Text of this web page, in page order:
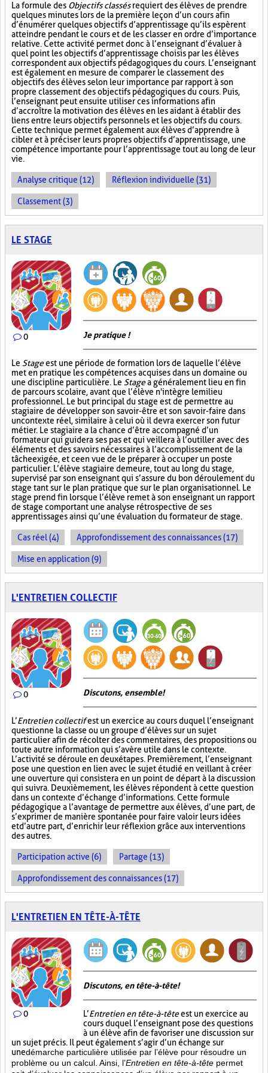
La formule des Objectifs classésrequiert des élèves de prendre
quelques minutes lors de la première leçon d’un cours afin
d’énumérer quelques objectifs d’apprentissage qu’ils espèrent
atteindre pendant le cours et de les classer en ordre d’importance
relative. Cette activité permet donc à l’enseignant d’évaluer à
quel point les objectifs d’apprentissage choisis par les élèves
correspondent aux objectifs pédagogiques du cours. L’enseignant
est également en mesure de comparer le classement des
objectifs des élèves selon leur importance par rapport à son
propre classement des objectifs pédagogiques du cours. Puis,
l’enseignant peut ensuite utiliser ces informations afin
d’accroître la motivation des élèves en les aidant à établir des
liens entre leurs objectifs personnels et les objectifs du cours.
Cette technique permet également aux élèves d’apprendre à
cibler et à préciser leurs propres objectifs d’apprentissage, une
compétence importante pour l’apprentissage tout au long de leur
vie.
Analyse critique (12) Réflexion individuelle (31)
Classement (3)
LE STAGE
0 Je pratique !
Le Stageest une période de formation lors de laquelle l’élève
met en pratique les compétences acquises dans un domaine ou
une discipline particulière. Le Stagea généralement lieu en fin
de parcours scolaire, avant que l’élève n'intègre le milieu
professionnel. Le but principal du stage est de permettre au
stagiaire de développer son savoir-être et son savoir-faire dans
un contexte réel, similaire à celui où il devra exercer son futur
métier. Le stagiaire a la chance d’être accompagné d’un
formateur qui guidera ses pas et qui veillera à l’outiller avec des
éléments et des savoirs nécessaires à l’accomplissement de la
tâche exigée, et ce en vue de le préparer à occuper un poste
particulier. L’élève stagiaire demeure, tout au long du stage,
supervisé par son enseignant qui s’assure du bon déroulement du
stage tant sur le plan pratique que sur le plan organisationnel. Le
stage prend fin lorsque l’élève remet à son enseignant un rapport
de stage comportant une analyse rétrospective de ses
apprentissages ainsi qu’une évaluation du formateur de stage.
Cas réel (4) Approfondissement des connaissances (17)
Mise en application (9)
L'ENTRETIEN COLLECTIF
0 Discutons, ensemble!
L’Entretien collectifest un exercice au cours duquel l’enseignant
questionne la classe ou un groupe d’élèves sur un sujet
particulier afin de récolter des commentaires, des propositions ou
toute autre information qui s’avère utile dans le contexte.
L’activité se déroule en deux étapes. Premièrement, l’enseignant
pose une question en lien avec le sujet étudié en veillant à créer
une ouverture qui consistera en un point de départ à la discussion
qui suivra. Deuxièmement, les élèves répondent à cette question
dans un contexte d’échange d’informations. Cette formule
pédagogique a l’avantage de permettre aux élèves, d’une part, de
s’exprimer de manière spontanée pour faire valoir leurs idées
et d’autre part, d’enrichir leur réflexion grâce aux interventions
des autres.
Participation active (6) Partage (13)
Approfondissement des connaissances (17)
L'ENTRETIEN EN TÊTE-À-TÊTE
0
Discutons, en tête-à-tête!
L’Entretien en tête-à-têteest un exercice au
cours duquel l’enseignant pose des questions
à un élève afin de favoriser une discussion sur
un sujet précis. Il peut également s’agir d’un échange sur
unedémarche particulière utilisée par l’élève pour résoudre un
problème ou un calcul. Ainsi, l’Entretien en tête-à-tête permet